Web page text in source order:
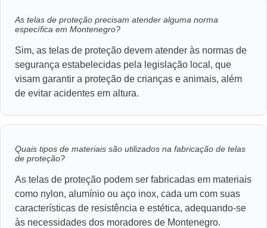
As telas de proteção precisam atender alguma norma
específica em Montenegro?
Sim, as telas de proteção devem atender às normas de
segurança estabelecidas pela legislação local, que
visam garantir a proteção de crianças e animais, além
de evitar acidentes em altura.
Quais tipos de materiais são utilizados na fabricação de telas
de proteção?
As telas de proteção podem ser fabricadas em materiais
como nylon, alumínio ou aço inox, cada um com suas
características de resistência e estética, adequando-se
às necessidades dos moradores de Montenegro.